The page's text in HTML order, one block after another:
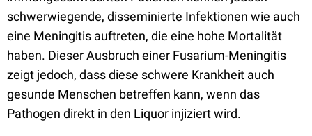
schwerwiegende, disseminierte Infektionen wie auch
eine Meningitis auftreten, die eine hohe Mortalität
haben. Dieser Ausbruch einer Fusarium-Meningitis
zeigt jedoch, dass diese schwere Krankheit auch
gesunde Menschen betreffen kann, wenn das
Pathogen direkt in den Liquor injiziert wird.